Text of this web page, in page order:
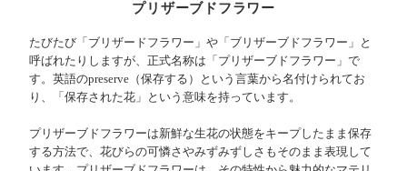
プリザーブドフラワー
たびたび「ブリザードフラワー」や「ブリザーブドフラワー」と
呼ばれたりしますが、正式名称は「プリザーブドフラワー」で
す。英語のpreserve（保存する）という言葉から名付けられてお
り、「保存された花」という意味を持っています。
プリザーブドフラワーは新鮮な生花の状態をキープしたまま保存
する方法で、花びらの可憐さやみずみずしさもそのまま表現して